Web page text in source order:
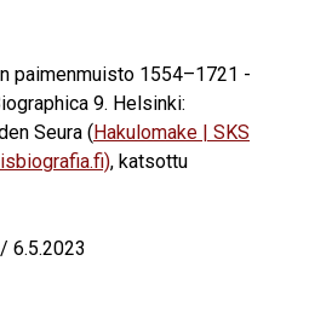
paimenmuisto 1554–1721 -
9. Helsinki:
Seura (Hakulomake | SKS
, katsottu
6.5.2023